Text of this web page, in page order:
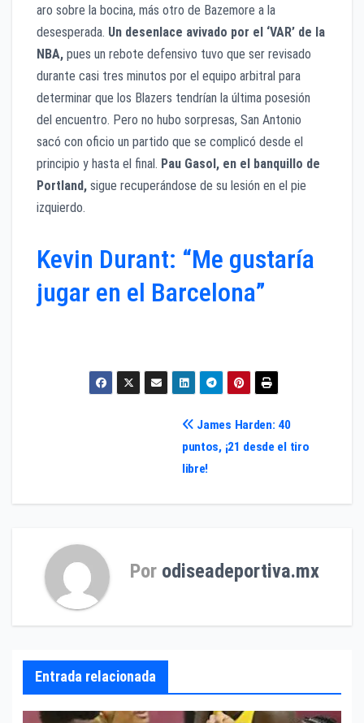
aro sobre la bocina, más otro de Bazemore a la
desesperada. Un desenlace avivado por el ‘VAR’ de la
NBA, pues un rebote defensivo tuvo que ser revisado
durante casi tres minutos por el equipo arbitral para
determinar que los Blazers tendrían la última posesión
del encuentro. Pero no hubo sorpresas, San Antonio
sacó con oficio un partido que se complicó desde el
principio y hasta el final. Pau Gasol, en el banquillo de
Portland, sigue recuperándose de su lesión en el pie
izquierdo.
Kevin Durant: “Me gustaría
jugar en el Barcelona”
entradas
James Harden: 40
puntos, ¡21 desde el tiro
libre!
Por odiseadeportiva.mx
Entrada relacionada